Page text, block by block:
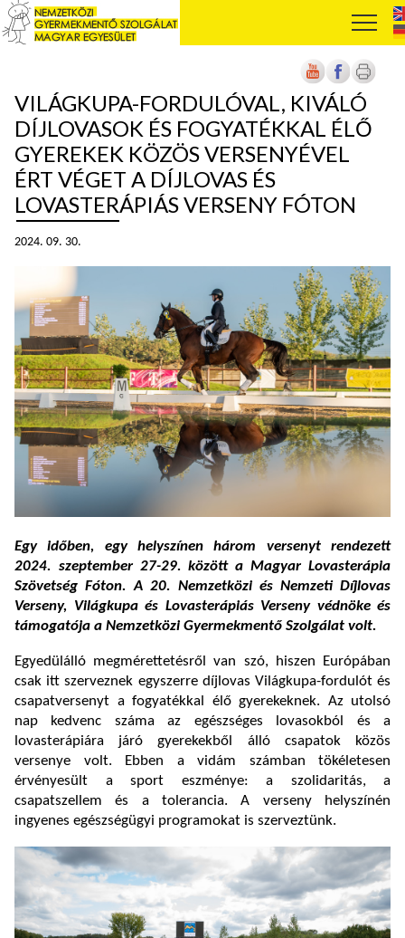
VILÁGKUPA-FORDULÓVAL, KIVÁLÓ
DÍJLOVASOK ÉS FOGYATÉKKAL ÉLŐ
GYEREKEK KÖZÖS VERSENYÉVEL
ÉRT VÉGET A DÍJLOVAS ÉS
LOVASTERÁPIÁS VERSENY FÓTON
2024. 09. 30.
Egy időben, egy helyszínen három versenyt rendezett
2024. szeptember 27-29. között a Magyar Lovasterápia
Szövetség Fóton. A 20. Nemzetközi és Nemzeti Díjlovas
Verseny, Világkupa és Lovasterápiás Verseny védnöke és
támogatója a Nemzetközi Gyermekmentő Szolgálat volt.
Egyedülálló megmérettetésről van szó, hiszen Európában
csak itt szerveznek egyszerre díjlovas Világkupa-fordulót és
csapatversenyt a fogyatékkal élő gyerekeknek. Az utolsó
nap kedvenc száma az egészséges lovasokból és a
lovasterápiára járó gyerekekből álló csapatok közös
versenye volt. Ebben a vidám számban tökéletesen
érvényesült a sport eszménye: a szolidaritás, a
csapatszellem és a tolerancia. A verseny helyszínén
ingyenes egészségügyi programokat is szerveztünk.